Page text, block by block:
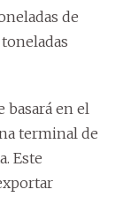
de
basará en el
terminal de
Este